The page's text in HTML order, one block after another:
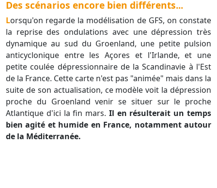
Des scénarios encore bien différents...
Lorsqu'on regarde la modélisation de GFS, on constate
la reprise des ondulations avec une dépression très
dynamique au sud du Groenland, une petite pulsion
anticyclonique entre les Açores et l'Irlande, et une
petite coulée dépressionnaire de la Scandinavie à l'Est
de la France. Cette carte n'est pas "animée" mais dans la
suite de son actualisation, ce modèle voit la dépression
proche du Groenland venir se situer sur le proche
Atlantique d'ici la fin mars. Il en résulterait un temps
bien agité et humide en France, notamment autour
de la Méditerranée.